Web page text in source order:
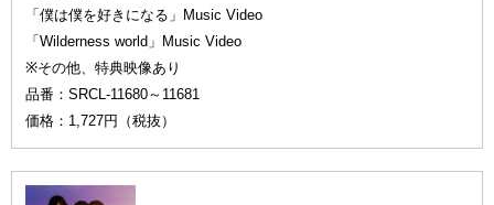
「僕は僕を好きになる」Music Video
「Wilderness world」Music Video
※その他、特典映像あり
品番：SRCL-11680～11681
価格：1,727円（税抜）